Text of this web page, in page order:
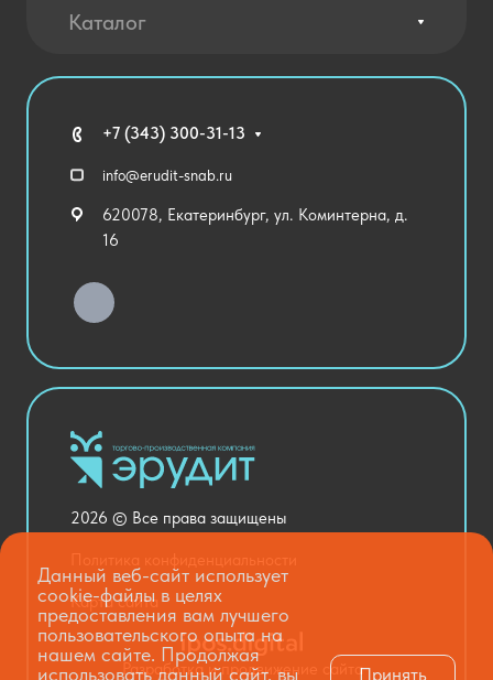
Контакты
Благодарственные письма
Оплата и доставка
Каталог
Технические средства обучения
Спортивный зал
Уличное оборудование
Хозяйственные Товары
Столовая и пищеблок
Оснащение кабинетов
Медицинский кабинет
Национальные проекты
+7 (343) 300-31-13
info@erudit-snab.ru
620078, Екатеринбург, ул. Коминтерна, д.
16
2026 © Все права защищены
Карта сайта
Разработка и продвижение сайта
Данный веб-сайт использует
cookie-файлы в целях
предоставления вам лучшего
пользовательского опыта на
нашем сайте. Продолжая
использовать данный сайт, вы
Принять